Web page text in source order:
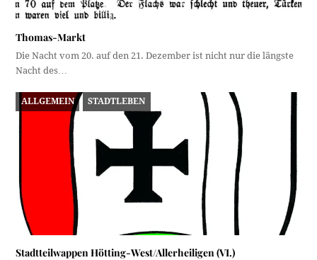
Thomas-Markt
Die Nacht vom 20. auf den 21. Dezember ist nicht nur die längste
Nacht des…
ALLGEMEIN STADTLEBEN
Stadtteilwappen Hötting-West/Allerheiligen (VI.)